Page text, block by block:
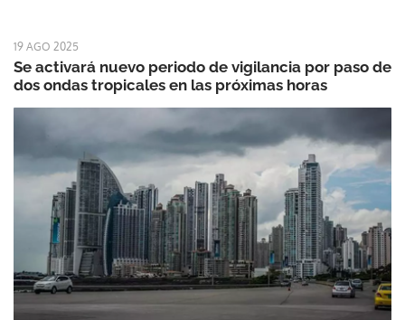
19 AGO 2025
Se activará nuevo periodo de vigilancia por paso de
dos ondas tropicales en las próximas horas